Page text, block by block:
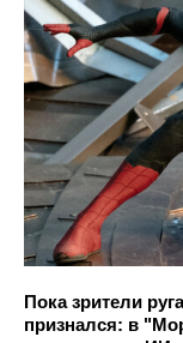
Пока зрители
признался: в